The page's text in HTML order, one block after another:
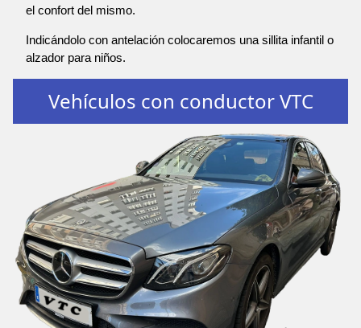
el confort del mismo.
Indicándolo con antelación colocaremos una sillita infantil o
alzador para niños.
Vehículos con conductor VTC